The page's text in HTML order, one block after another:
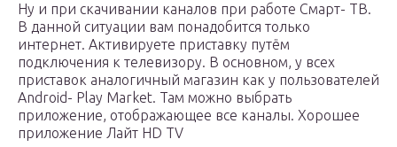
Ну и при скачивании каналов при работе Смарт- ТВ.
В данной ситуации вам понадобится только
интернет. Активируете приставку путём
подключения к телевизору. В основном, у всех
приставок аналогичный магазин как у пользователей
Android- Play Market. Там можно выбрать
приложение, отображающее все каналы. Хорошее
приложение Лайт HD TV